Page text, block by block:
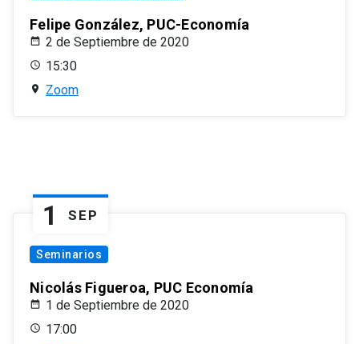
Felipe González, PUC-Economía
2 de Septiembre de 2020
15:30
Zoom
1 SEP
Seminarios
Nicolás Figueroa, PUC Economía
1 de Septiembre de 2020
17:00